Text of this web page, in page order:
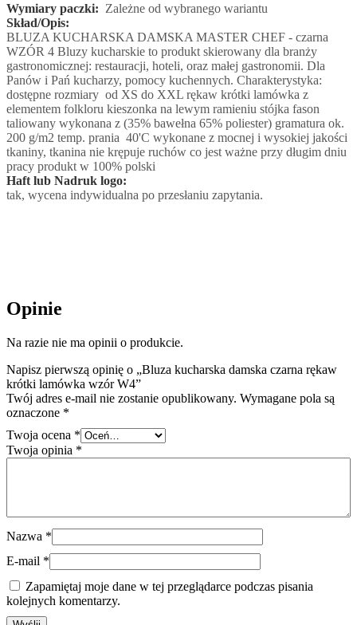
Wymiary paczki: Zależne od wybranego wariantu
Skład/Opis:
BLUZA KUCHARSKA DAMSKA MASTER CHEF - czarna
WZÓR 4 Bluzy kucharskie to produkt skierowany dla branży
gastronomicznej: restauracji, hoteli, oraz małej gastronomii. Dla
Panów i Pań kucharzy, pomocy kuchennych. Charakterystyka:
dostępne rozmiary od XS do XXL rękaw krótki lamówka z
elementem folkloru kieszonka na lewym ramieniu stójka fason
taliowany wykonana z (35% bawełna 65% poliester) gramatura ok.
200 g/m2 temp. prania 40'C wykonane z mocnej i wysokiej jakości
tkaniny, tkanina nie krępuje ruchów co jest ważne przy długim dniu
pracy produkt w 100% polski
Haft lub Nadruk logo:
tak, wycena indywidualna po przesłaniu zapytania.
Opinie
Na razie nie ma opinii o produkcie.
Napisz pierwszą opinię o „Bluza kucharska damska czarna rękaw
krótki lamówka wzór W4”
Twój adres e-mail nie zostanie opublikowany. Wymagane pola są
oznaczone *
Twoja ocena *
Twoja opinia *
Nazwa *
E-mail *
Zapamiętaj moje dane w tej przeglądarce podczas pisania
kolejnych komentarzy.